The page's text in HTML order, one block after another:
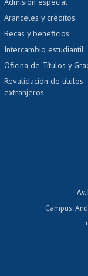
Pago de arancel y
Certificado de
Mi Uchile
Aranceles y créditos
Becas y beneficios
Intercambio estudiantil
Oficina de Títulos y
Revalidación de títulos
extranjeros
Campus: